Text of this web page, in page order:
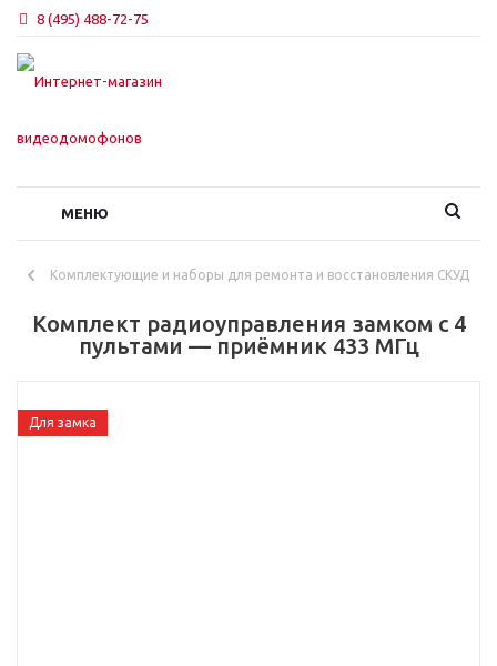
8 (495) 488-72-75
МЕНЮ
Комплектующие и наборы для ремонта и восстановления СКУД
Комплект радиоуправления замком с 4
пультами — приёмник 433 МГц
Для замка